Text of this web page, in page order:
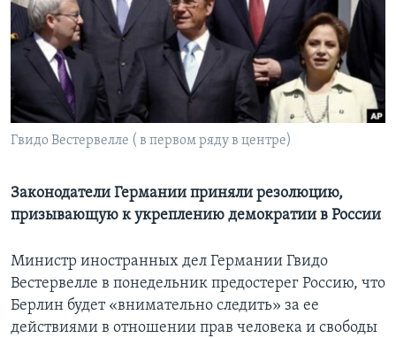
Learning English
СОЦИАЛЬНЫЕ СЕТИ
Гвидо Вестервелле ( в первом ряду в центре)
Законодатели Германии приняли резолюцию,
призывающую к укреплению демократии в России
Министр иностранных дел Германии Гвидо
Вестервелле в понедельник предостерег Россию, что
Берлин будет «внимательно следить» за ее
действиями в отношении прав человека и свободы